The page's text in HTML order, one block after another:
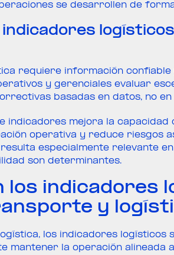
se desarrollen de
logísticos
requiere información
y gerenciales evaluar
basadas en datos, no en
indicadores mejora la
operativa y reduce riesgos
especialmente relevante
son determinantes.
los indicadores
y
los indicadores logísticos
mantener la operación alineada